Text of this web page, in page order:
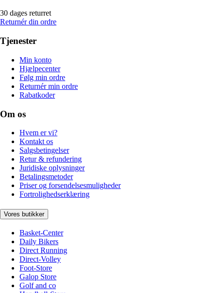
30 dages returret
Returnér din ordre
Tjenester
Min konto
Hjælpecenter
Følg min ordre
Returnér min ordre
Rabatkoder
Om os
Hvem er vi?
Kontakt os
Salgsbetingelser
Retur & refundering
Juridiske oplysninger
Betalingsmetoder
Priser og forsendelsesmuligheder
Fortrolighedserklæring
Vores butikker
Basket-Center
Daily Bikers
Direct Running
Direct-Volley
Foot-Store
Galop Store
Golf and co